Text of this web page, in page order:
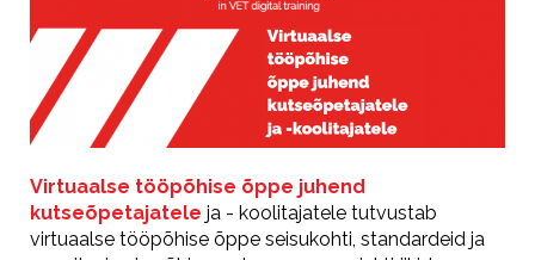
Virtuaalse tööpõhise õppe juhend
kutseõpetajatele ja - koolitajatele tutvustab
virtuaalse tööpõhise õppe seisukohti, standardeid ja